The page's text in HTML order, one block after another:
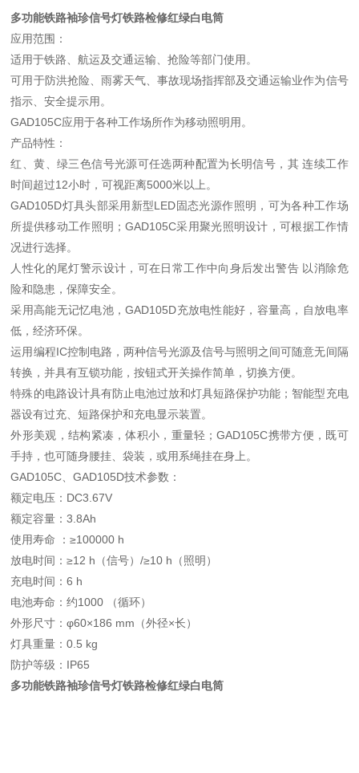
多功能铁路袖珍信号灯铁路检修红绿白电筒
应用范围：
适用于铁路、航运及交通运输、抢险等部门使用。
可用于防洪抢险、雨雾天气、事故现场指挥部及交通运输业作为信号
指示、安全提示用。
GAD105C应用于各种工作场所作为移动照明用。
产品特性：
红、黄、绿三色信号光源可任选两种配置为长明信号，其 连续工作
时间超过12小时，可视距离5000米以上。
GAD105D灯具头部采用新型LED固态光源作照明，可为各种工作场
所提供移动工作照明；GAD105C采用聚光照明设计，可根据工作情
况进行选择。
人性化的尾灯警示设计，可在日常工作中向身后发出警告 以消除危
险和隐患，保障安全。
采用高能无记忆电池，GAD105D充放电性能好，容量高，自放电率
低，经济环保。
运用编程IC控制电路，两种信号光源及信号与照明之间可随意无间隔
转换，并具有互锁功能，按钮式开关操作简单，切换方便。
特殊的电路设计具有防止电池过放和灯具短路保护功能；智能型充电
器设有过充、短路保护和充电显示装置。
外形美观，结构紧凑，体积小，重量轻；GAD105C携带方便，既可
手持，也可随身腰挂、袋装，或用系绳挂在身上。
GAD105C、GAD105D技术参数：
额定电压：DC3.67V
额定容量：3.8Ah
使用寿命 ：≥100000 h
放电时间：≥12 h（信号）/≥10 h（照明）
充电时间：6 h
电池寿命：约1000 （循环）
外形尺寸：φ60×186 mm（外径×长）
灯具重量：0.5 kg
防护等级：IP65
多功能铁路袖珍信号灯铁路检修红绿白电筒